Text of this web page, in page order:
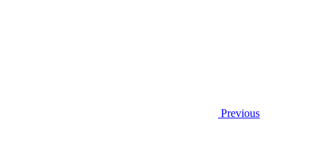
Previous